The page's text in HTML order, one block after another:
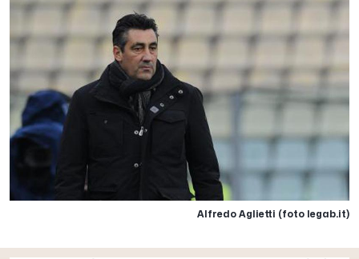
Alfredo Aglietti (foto legab.it)